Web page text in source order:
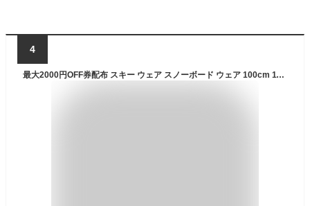
4
最大2000円OFF券配布 スキー ウェア スノーボード ウェア 100cm 110cm 120cm 130cm 140cm 150cm キッズ ボードウェア スノボウェア ジュニア スノボ スノボー ウエア スノーウェア 上下セット ジャケット パンツ 激安 子供用 メンズ レディース PJS-107PR